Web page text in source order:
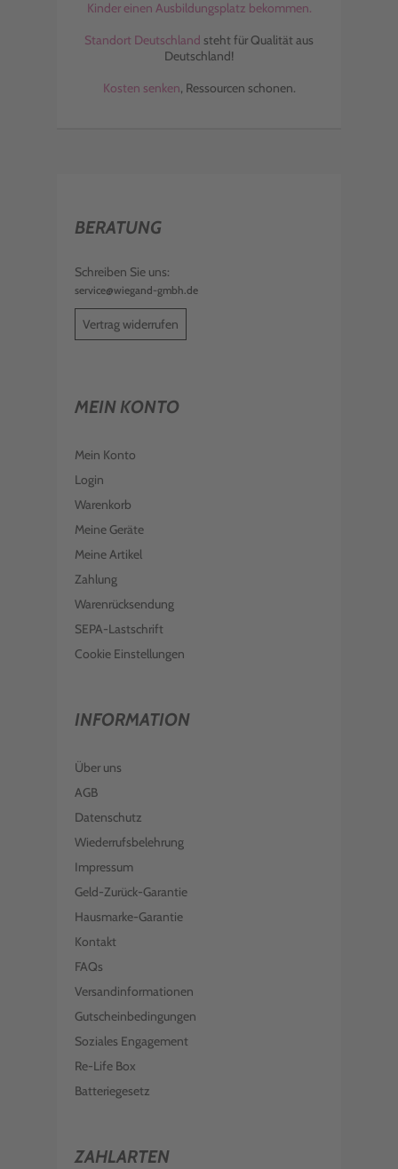
Kinder einen Ausbildungsplatz bekommen.
Standort Deutschland steht für Qualität aus
Deutschland!
Kosten senken, Ressourcen schonen.
BERATUNG
Schreiben Sie uns:
service@wiegand-gmbh.de
Vertrag widerrufen
MEIN KONTO
Mein Konto
Login
Warenkorb
Meine Geräte
Meine Artikel
Zahlung
Warenrücksendung
SEPA-Lastschrift
Cookie Einstellungen
INFORMATION
Über uns
AGB
Datenschutz
Wiederrufsbelehrung
Impressum
Geld-Zurück-Garantie
Hausmarke-Garantie
Kontakt
FAQs
Versandinformationen
Gutscheinbedingungen
Soziales Engagement
Re-Life Box
Batteriegesetz
ZAHLARTEN